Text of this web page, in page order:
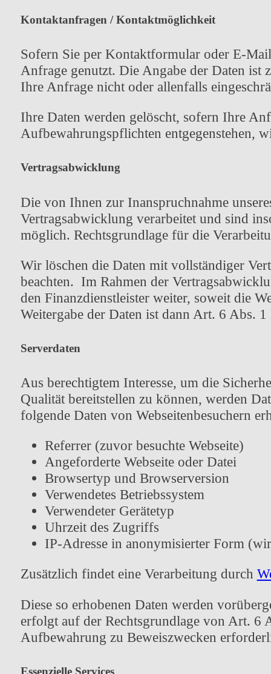
Kontaktanfragen / Kontaktmöglichkeit
Sofern Sie per Kontaktformular oder E-
Anfrage genutzt. Die Angabe der Daten
Ihre Anfrage nicht oder allenfalls
Ihre Daten werden gelöscht, sofern Ihre
Aufbewahrungspflichten entgegenstehen,
Vertragsabwicklung
Die von Ihnen zur Inanspruchnahme
Vertragsabwicklung verarbeitet und sind
möglich. Rechtsgrundlage für die
Wir löschen die Daten mit vollständiger
beachten. Im Rahmen der
den Finanzdienstleister weiter, soweit die
Weitergabe der Daten ist dann Art. 6 Abs.
Serverdaten
Aus berechtigtem Interesse, um die
Qualität bereitstellen zu können, werden
folgende Daten von Webseitenbesuchern
Referrer (zuvor besuchte Webseite)
Angeforderte Webseite oder Datei
Browsertyp und Browserversion
Verwendetes Betriebssystem
Verwendeter Gerätetyp
Uhrzeit des Zugriffs
IP-Adresse in anonymisierter Form
Zusätzlich findet eine Verarbeitung durch
Diese so erhobenen Daten werden
erfolgt auf der Rechtsgrundlage von Art. 6
Aufbewahrung zu Beweiszwecken
Essenzielle Services